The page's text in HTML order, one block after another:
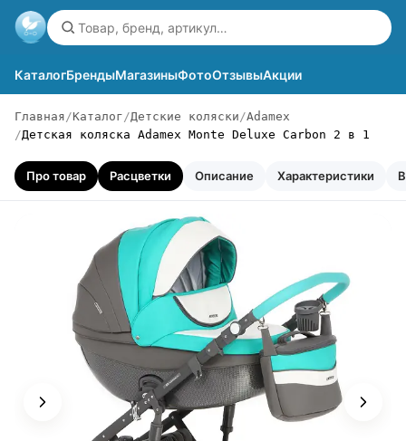
КаталогБрендыМагазиныФотоОтзывыАкции
Главная Каталог Детские коляски Adamex
Детская коляска Adamex Monte Deluxe Carbon 2 в 1
Про товар Расцветки Описание Характеристики